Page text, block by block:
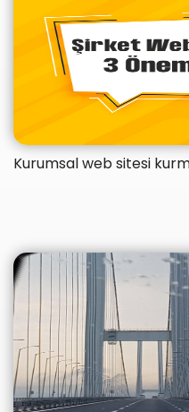
Kurumsal web sitesi